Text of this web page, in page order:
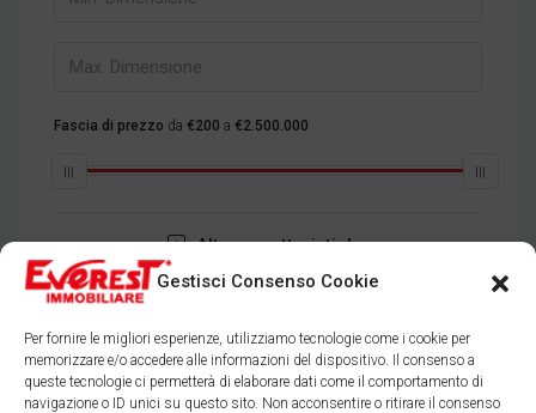
Gestisci Consenso Cookie
Per fornire le migliori esperienze, utilizziamo tecnologie come i cookie per
memorizzare e/o accedere alle informazioni del dispositivo. Il consenso a
queste tecnologie ci permetterà di elaborare dati come il comportamento di
navigazione o ID unici su questo sito. Non acconsentire o ritirare il consenso
Fascia di prezzo da €200 a €2.500.000
Altre caratteristiche